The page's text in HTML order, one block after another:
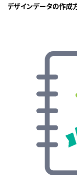
デザインデータの作成